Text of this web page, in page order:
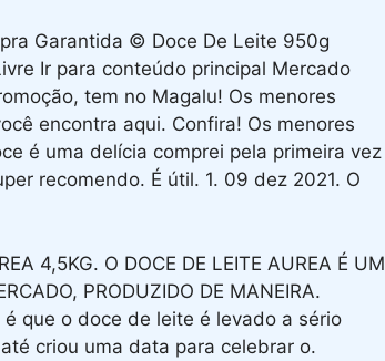
Garantida © Doce De Leite 950g
Ir para conteúdo principal Mercado
tem no Magalu! Os menores
encontra aqui. Confira! Os menores
é uma delícia comprei pela primeira vez
recomendo. É útil. 1. 09 dez 2021. O
4,5KG. O DOCE DE LEITE AUREA É UM
PRODUZIDO DE MANEIRA.
que o doce de leite é levado a sério
criou uma data para celebrar o.